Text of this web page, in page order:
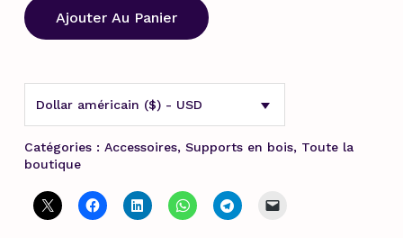
Ajouter Au Panier
Dollar américain ($) - USD
Catégories : Accessoires, Supports en bois, Toute la
boutique